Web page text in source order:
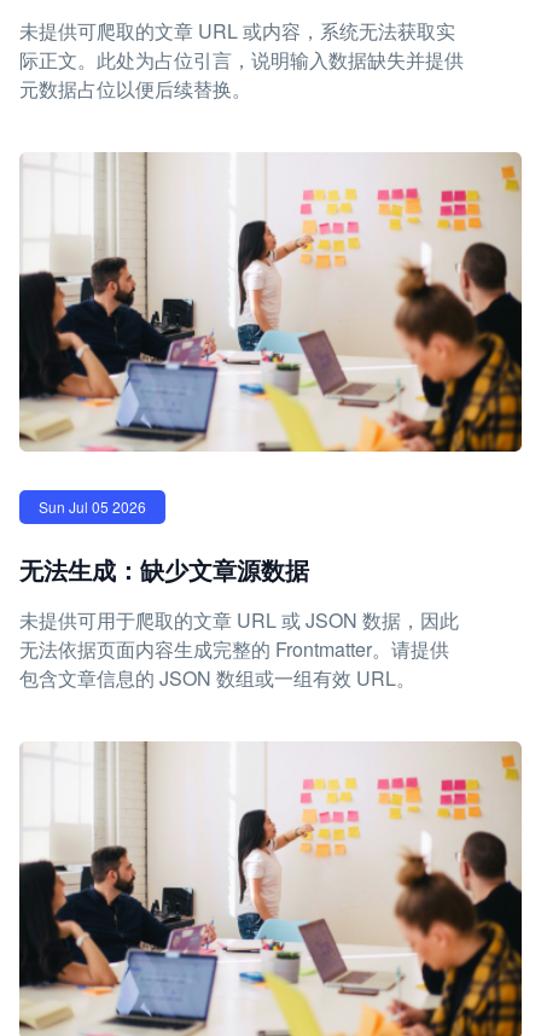
未提供可爬取的文章 URL 或内容，系统无法获取实
际正文。此处为占位引言，说明输入数据缺失并提供
元数据占位以便后续替换。
Sun Jul 05 2026
无法生成：缺少文章源数据
未提供可用于爬取的文章 URL 或 JSON 数据，因此
无法依据页面内容生成完整的 Frontmatter。请提供
包含文章信息的 JSON 数组或一组有效 URL。